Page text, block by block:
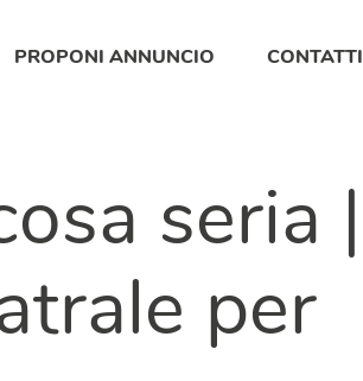
PROPONI ANNUNCIO CONTATTI
seria |
per